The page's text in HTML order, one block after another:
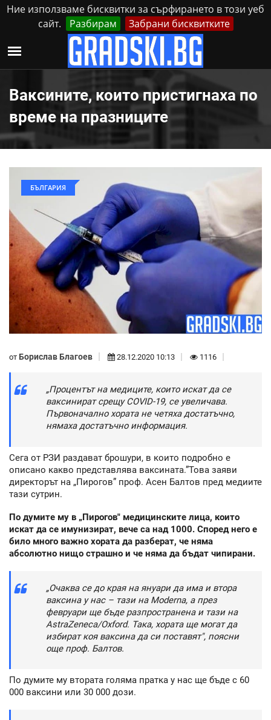
Ние използваме бисквитки за сърфирането в този уеб
сайт.
Разбирам Забрани бисквитките
Петък, 7 Август, 2026 Реклама Контакти
Ваксините, които пристигнаха по
време на празниците
БЪЛГАРИЯ
от Борислав Благоев 28.12.2020 10:13 1116
„Процентът на медиците, които искат да се
ваксинират срещу COVID-19, се увеличава.
Първоначално хората не четяха достатъчно,
нямаха достатъчно информация.
Сега от РЗИ раздават брошури, в които подробно е
описано какво представлява ваксината.”Това заяви
директорът на „Пирогов” проф. Асен Балтов пред медиите
тази сутрин.
По думите му в „Пирогов" медицинските лица, които
искат да се имунизират, вече са над 1000. Според него е
било много важно хората да разберат, че няма
абсолютно нищо страшно и че няма да бъдат чипирани.
„Очаква се до края на януари да има и втора
ваксина у нас – тази на Moderna, а през
февруари ще бъде разпространена и тази на
AstraZeneca/Oxford. Така, хората ще могат да
избират коя ваксина да си поставят", поясни
още проф. Балтов.
По думите му втората голяма пратка у нас ще бъде с 60
000 ваксини или 30 000 дози.